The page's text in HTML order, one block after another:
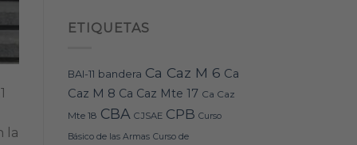
la
ETIQUETAS
BAI-11 bandera Ca Caz M 6 Ca
Caz M 8 Ca Caz Mte 17 Ca Caz
Mte 18 CBA CJSAE CPB Curso
Básico de las Armas Curso de